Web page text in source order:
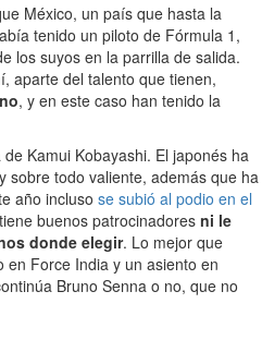
México, un país que hasta la
tenido un piloto de Fórmula 1,
los suyos en la parrilla de salida.
aparte del talento que tienen,
, y en este caso han tenido la
Kamui Kobayashi. El japonés ha
sobre todo valiente, además que ha
año incluso se subió al podio en el
buenos patrocinadores ni le
donde elegir. Lo mejor que
Force India y un asiento en
Bruno Senna o no, que no